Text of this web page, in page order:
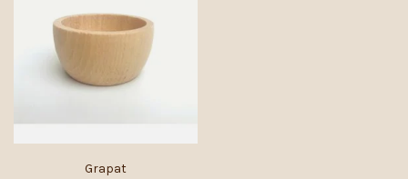
Grapat